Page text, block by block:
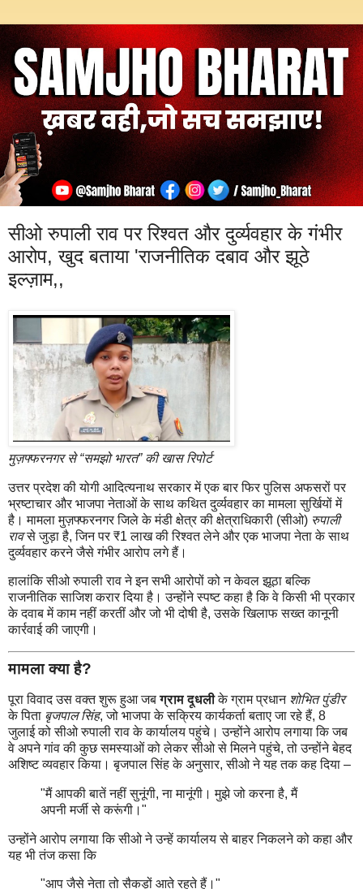
सीओ रुपाली राव पर रिश्वत और दुर्व्यवहार के गंभीर
आरोप, खुद बताया 'राजनीतिक दबाव और झूठे
इल्ज़ाम,,
मुज़फ्फरनगर से “समझो भारत” की खास रिपोर्ट
उत्तर प्रदेश की योगी आदित्यनाथ सरकार में एक बार फिर पुलिस अफसरों पर
भ्रष्टाचार और भाजपा नेताओं के साथ कथित दुर्व्यवहार का मामला सुर्खियों में
है। मामला मुज़फ्फरनगर जिले के मंडी क्षेत्र की क्षेत्राधिकारी (सीओ) रुपाली
रावसे जुड़ा है, जिन पर ₹1 लाख की रिश्वत लेने और एक भाजपा नेता के साथ
दुर्व्यवहार करने जैसे गंभीर आरोप लगे हैं।
हालांकि सीओ रुपाली राव ने इन सभी आरोपों को न केवल झूठा बल्कि
राजनीतिक साजिश करार दिया है। उन्होंने स्पष्ट कहा है कि वे किसी भी प्रकार
के दवाब में काम नहीं करतीं और जो भी दोषी है, उसके खिलाफ सख्त कानूनी
कार्रवाई की जाएगी।
मामला क्या है?
पूरा विवाद उस वक्त शुरू हुआ जबग्राम दूधलीके ग्राम प्रधान शोभित पुंडीर
के पिता बृजपाल सिंह, जो भाजपा के सक्रिय कार्यकर्ता बताए जा रहे हैं, 8
जुलाई को सीओ रुपाली राव के कार्यालय पहुंचे। उन्होंने आरोप लगाया कि जब
वे अपने गांव की कुछ समस्याओं को लेकर सीओ से मिलने पहुंचे, तो उन्होंने बेहद
अशिष्ट व्यवहार किया। बृजपाल सिंह के अनुसार, सीओ ने यह तक कह दिया –
"मैं आपकी बातें नहीं सुनूंगी, ना मानूंगी। मुझे जो करना है, मैं
अपनी मर्जी से करूंगी।"
उन्होंने आरोप लगाया कि सीओ ने उन्हें कार्यालय से बाहर निकलने को कहा और
यह भी तंज कसा कि
"आप जैसे नेता तो सैकड़ों आते रहते हैं।"